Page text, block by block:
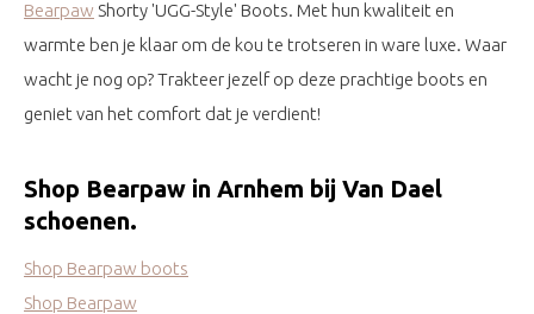
Bearpaw Shorty 'UGG-Style' Boots. Met hun kwaliteit en
warmte ben je klaar om de kou te trotseren in ware luxe. Waar
wacht je nog op? Trakteer jezelf op deze prachtige boots en
geniet van het comfort dat je verdient!
Shop Bearpaw in Arnhem bij Van Dael
schoenen.
Shop Bearpaw boots
Shop Bearpaw